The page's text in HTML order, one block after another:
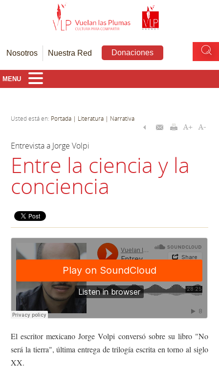
Nosotros Nuestra Red Donaciones
MENU
Usted está en: Portada | Literatura | Narrativa
Entrevista a Jorge Volpi
Entre la ciencia y la
conciencia
El escritor mexicano Jorge Volpi conversó sobre su libro "No
será la tierra", última entrega de trilogía escrita en torno al siglo
XX.